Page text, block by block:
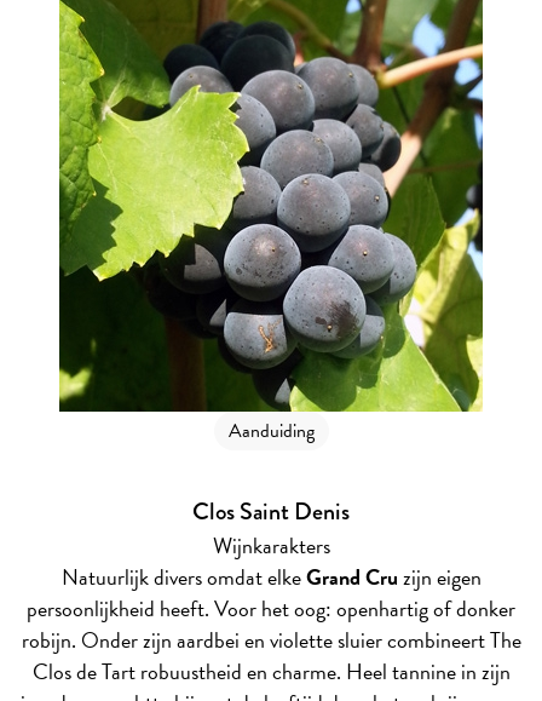
Aanduiding
Clos Saint Denis
Wijnkarakters
Natuurlijk divers omdat elkeGrand Cruzijn eigen
persoonlijkheid heeft. Voor het oog: openhartig of donker
robijn. Onder zijn aardbei en violette sluier combineert The
Clos de Tart robuustheid en charme. Heel tannine in zijn